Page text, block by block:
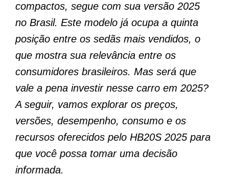
compactos, segue com sua versão 2025
no Brasil. Este modelo já ocupa a quinta
posição entre os sedãs mais vendidos, o
que mostra sua relevância entre os
consumidores brasileiros. Mas será que
vale a pena investir nesse carro em 2025?
A seguir, vamos explorar os preços,
versões, desempenho, consumo e os
recursos oferecidos pelo HB20S 2025 para
que você possa tomar uma decisão
informada.